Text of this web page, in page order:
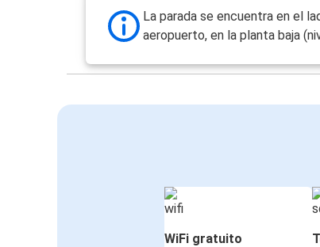
Zúrich
Aeropuerto de Basilea
La parada se encuentra en el
aeropuerto, en la planta baja
WiFi gratuito